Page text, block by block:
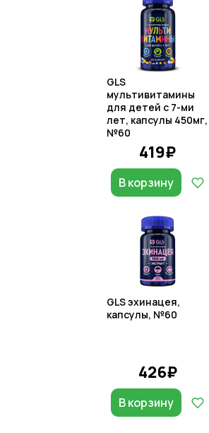
GLS
мультивитамины
для детей с 7-ми
лет, капсулы 450мг,
№60
419₽
В корзину
GLS эхинацея,
капсулы, №60
426₽
В корзину